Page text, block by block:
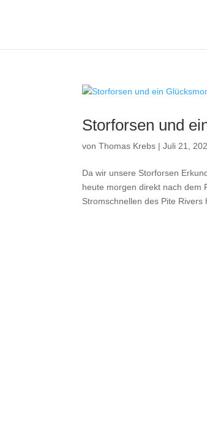
Storforsen und
vonThomas Krebs |Juli 21,
Da wir unsere Storforsen
heute morgen direkt nach dem
Stromschnellen des Pite Rivers